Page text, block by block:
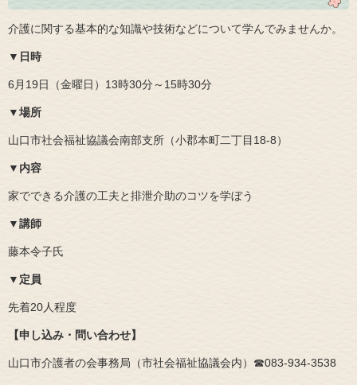
介護に関する基本的な知識や技術などについて学んでみませんか。
▼日時
6月19日（金曜日）13時30分～15時30分
▼場所
山口市社会福祉協議会南部支所（小郡本町二丁目18‐8）
▼内容
家でできる介護の工夫と排泄介助のコツを学ぼう
▼講師
藤本令子氏
▼定員
先着20人程度
【申し込み・問い合わせ】
山口市介護者の会事務局（市社会福祉協議会内）☎083‐934‐3538